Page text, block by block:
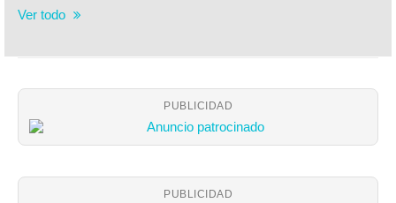
Ver todo
PUBLICIDAD
PUBLICIDAD